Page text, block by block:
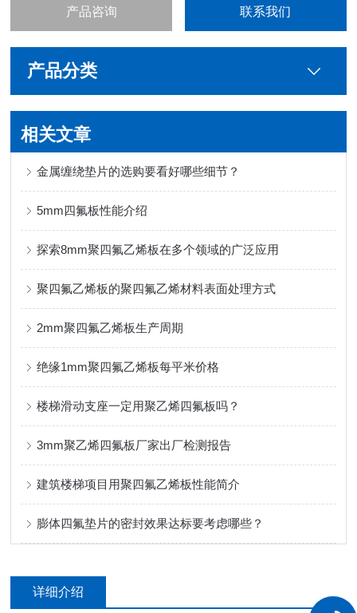
产品咨询 联系我们
产品分类
相关文章
金属缠绕垫片的选购要看好哪些细节？
5mm四氟板性能介绍
探索8mm聚四氟乙烯板在多个领域的广泛应用
聚四氟乙烯板的聚四氟乙烯材料表面处理方式
2mm聚四氟乙烯板生产周期
绝缘1mm聚四氟乙烯板每平米价格
楼梯滑动支座一定用聚乙烯四氟板吗？
3mm聚乙烯四氟板厂家出厂检测报告
建筑楼梯项目用聚四氟乙烯板性能简介
膨体四氟垫片的密封效果达标要考虑哪些？
详细介绍